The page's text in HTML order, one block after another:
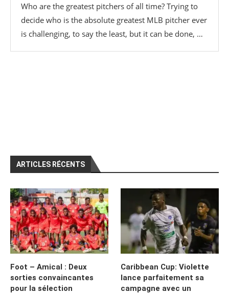
Who are the greatest pitchers of all time? Trying to
decide who is the absolute greatest MLB pitcher ever
is challenging, to say the least, but it can be done, …
ARTICLES RÉCENTS
Foot – Amical : Deux
sorties convaincantes
pour la sélection
Caribbean Cup: Violette
lance parfaitement sa
campagne avec un